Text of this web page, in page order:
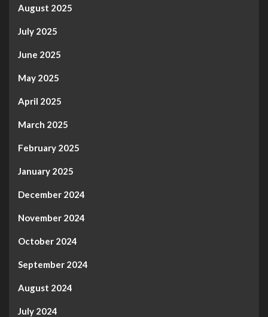
August 2025
July 2025
June 2025
May 2025
April 2025
March 2025
February 2025
January 2025
December 2024
November 2024
October 2024
September 2024
August 2024
July 2024